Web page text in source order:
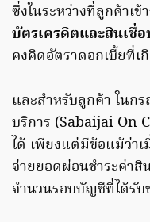
ซึ่งในระหว่างที่ลูกค้าเข้
บัตรเครดิตและสินเชื่
คงคิดอัตราดอกเบี้ยที่เ
และสำหรับลูกค้า ในก
บริการ (Sabaijai On
ได้ เพียงแต่มีข้อแม้ว่า
จ่ายยอดผ่อนชำระค่า
จำนวนรอบบัญชีที่ได้รั